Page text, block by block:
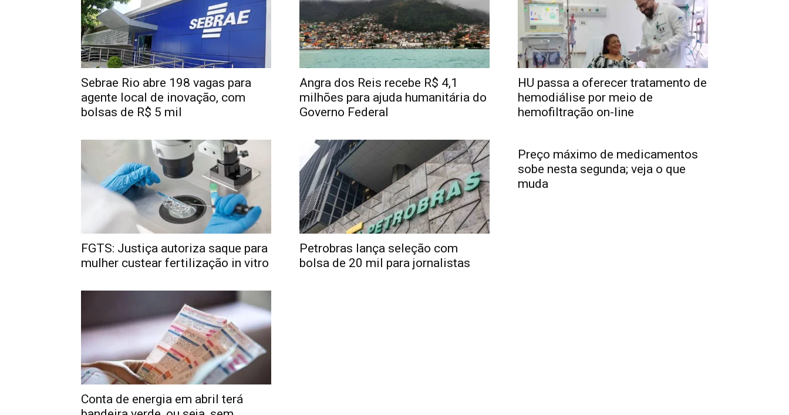
Sebrae Rio abre 198 vagas para
agente local de inovação, com
bolsas de R$ 5 mil
Angra dos Reis recebe R$ 4,1
milhões para ajuda humanitária do
Governo Federal
HU passa a oferecer tratamento de
hemodiálise por meio de
hemofiltração on-line
FGTS: Justiça autoriza saque para
mulher custear fertilização in vitro
Petrobras lança seleção com
bolsa de 20 mil para jornalistas
Preço máximo de medicamentos
sobe nesta segunda; veja o que
muda
Conta de energia em abril terá